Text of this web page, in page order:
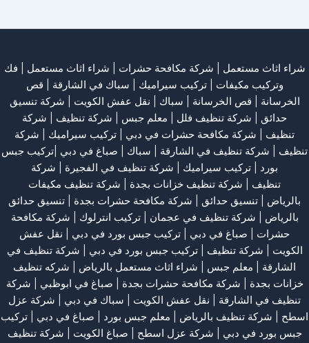
شراء اثاث مستعمل شركة مكافحة حشرات شراء اثاث مستعمل
فك
وتركيب مكيفات | تركيب سيراميك | سباك في الشارقة
قص
الخرسانة | قص الخرسانة | سباك نقل عفش الكويت
شركة تنسيق
حدائق
شركة تنظيف فلل معلم جبس شركة تنظيف
شركة
تنظيف
شركة مكافحة حشرات في دبي تركيب سيراميك
شركة
تنظيف
شركة تنظيف في الشارقة | سباك | صباغ في دبي |تركيب جبس
بورد | تركيب سيراميك شركة تنظيف في الفجيرة
شركة
تنظيف
شركة تنظيف خزانات بجدة
شركة تنظيف مكيفات
بالرياض
تنسيق حدائق شركة مكافحة حشرات بجدة
تنسيق حدائق
بالرياض
شركة تنظيف في عجمان | تركيب انترلوك | شركة مكافحة
حشرات
صباغ في دبي تركيب جبس بورد في دبي
نقل عفش
الكويت
شركة تنظيف |تركيب جبس بورد في دبي
شركة تنظيف في
الشارقة
معلم جبس شراء اثاث مستعمل بالرياض
شركه تنظيف
خزانات بجدة
شركة مكافحة حشرات بجدة صباغ في ابوظبي
شركة
تنظيف في الشارقة
نقل عفش الكويت | سباك في دبي | شركة عزل
اسطح
شركة تنظيف بالرياض معلم جبس بورد صباغ في دبي
تركيب
جبس بورد في دبي
شركة عزل اسطح صباغ الكويت شركة تنظيف